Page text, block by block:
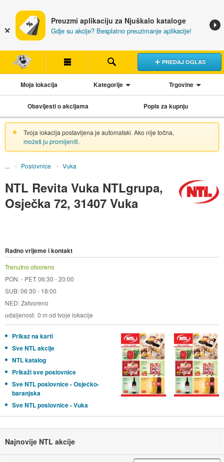
Preuzmi aplikaciju za Njuškalo kataloge
Gdje su akcije? Besplatno preuzimanje aplikacije!
PREDAJ OGLAS
Moja lokacija Kategorije Trgovine
Obavijesti o akcijama Popis za kupnju
Tvoja lokacija postavljena je automatski. Ako nije točna,
možeš ju promijeniti.
Poslovnice Vuka
NTL Revita Vuka NTLgrupa,
Osječka 72, 31407 Vuka
Radno vrijeme i kontakt
Trenutno otvoreno
PON. - PET: 06:30 - 20:00
SUB: 06:30 - 18:00
NED: Zatvoreno
udaljenost 0 m od tvoje lokacije
Prikaz na karti
Sve NTL akcije
NTL katalog
Prikaži sve poslovnice
Sve NTL poslovnice - Osječko-
baranjska
Sve NTL poslovnice - Vuka
Najnovije NTL akcije